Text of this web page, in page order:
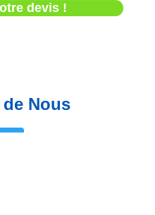
devis !
Nous